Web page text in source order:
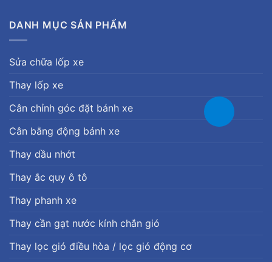
DANH MỤC SẢN PHẨM
Sửa chữa lốp xe
Thay lốp xe
Cân chỉnh góc đặt bánh xe
Cân bằng động bánh xe
Thay dầu nhớt
Thay ắc quy ô tô
Thay phanh xe
Thay cần gạt nước kính chắn gió
Thay lọc gió điều hòa / lọc gió động cơ